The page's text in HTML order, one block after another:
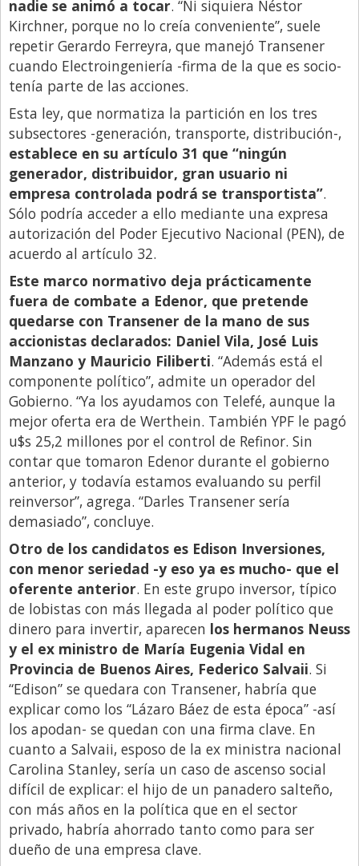
nadie se animó a tocar. “Ni siquiera Néstor
Kirchner, porque no lo creía conveniente”, suele
repetir Gerardo Ferreyra, que manejó Transener
cuando Electroingeniería -firma de la que es socio-
tenía parte de las acciones.
Esta ley, que normatiza la partición en los tres
subsectores -generación, transporte, distribución-,
establece en su artículo 31 que “ningún
generador, distribuidor, gran usuario ni
empresa controlada podrá se transportista”.
Sólo podría acceder a ello mediante una expresa
autorización del Poder Ejecutivo Nacional (PEN), de
acuerdo al artículo 32.
Este marco normativo deja prácticamente
fuera de combate a Edenor, que pretende
quedarse con Transener de la mano de sus
accionistas declarados: Daniel Vila, José Luis
Manzano y Mauricio Filiberti. “Además está el
componente político”, admite un operador del
Gobierno. “Ya los ayudamos con Telefé, aunque la
mejor oferta era de Werthein. También YPF le pagó
u$s 25,2 millones por el control de Refinor. Sin
contar que tomaron Edenor durante el gobierno
anterior, y todavía estamos evaluando su perfil
reinversor”, agrega. “Darles Transener sería
demasiado”, concluye.
Otro de los candidatos es Edison Inversiones,
con menor seriedad -y eso ya es mucho- que el
oferente anterior. En este grupo inversor, típico
de lobistas con más llegada al poder político que
dinero para invertir, aparecen los hermanos Neuss
y el ex ministro de María Eugenia Vidal en
Provincia de Buenos Aires, Federico Salvaii. Si
“Edison” se quedara con Transener, habría que
explicar como los “Lázaro Báez de esta época” -así
los apodan- se quedan con una firma clave. En
cuanto a Salvaii, esposo de la ex ministra nacional
Carolina Stanley, sería un caso de ascenso social
difícil de explicar: el hijo de un panadero salteño,
con más años en la política que en el sector
privado, habría ahorrado tanto como para ser
dueño de una empresa clave.